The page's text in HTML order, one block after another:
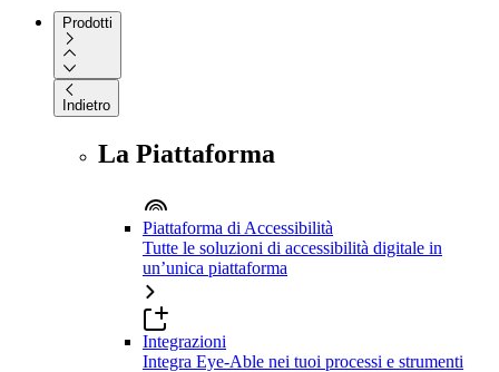
Prodotti
Indietro
La Piattaforma
Piattaforma di Accessibilità
Tutte le soluzioni di accessibilità digitale in
un’unica piattaforma
Integrazioni
Integra Eye-Able nei tuoi processi e strumenti